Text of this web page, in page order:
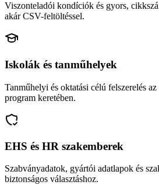
Viszonteladói kondíciók és gyors,
akár CSV-feltöltéssel.
Iskolák és tanműhelyek
Tanműhelyi és oktatási célú felszerelés
program keretében.
EHS és HR szakemberek
Szabványadatok, gyártói adatlapok és
biztonságos választáshoz.